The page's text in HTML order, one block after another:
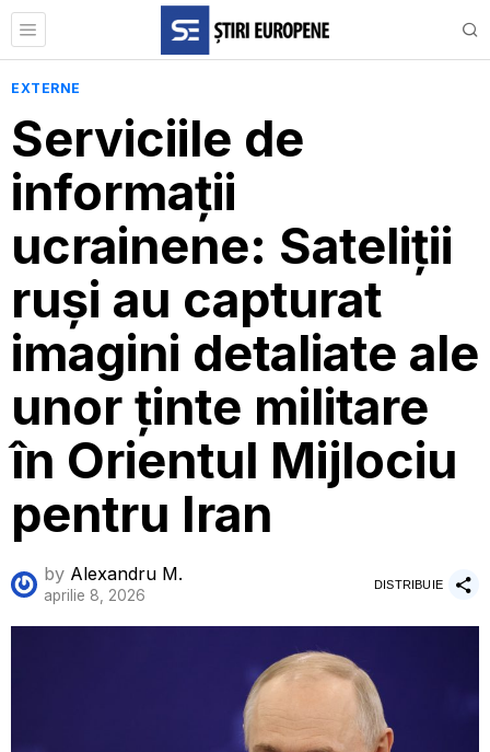
EXTERNE
Serviciile de
informații
ucrainene: Sateliții
ruși au capturat
imagini detaliate ale
unor ținte militare
în Orientul Mijlociu
pentru Iran
by Alexandru M.
aprilie 8, 2026
DISTRIBUIE